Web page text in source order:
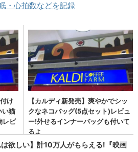
・心拍数などを記録